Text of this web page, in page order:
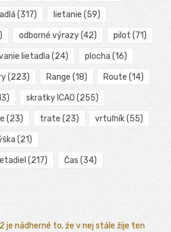
(317) lietanie (59)
odborné výrazy(42) pilot (71)
lietadla (24) plocha (16)
(223) Range (18) Route (14)
skratky ICAO (255)
(23) trate (23) vrtuľník(55)
(21)
(217) Čas (34)
je nádherné to, že v nej stále žije ten